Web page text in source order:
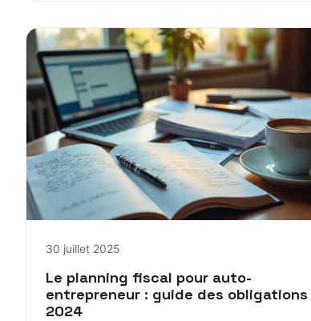
30 juillet 2025
Le planning fiscal pour auto-
entrepreneur : guide des obligations
2024